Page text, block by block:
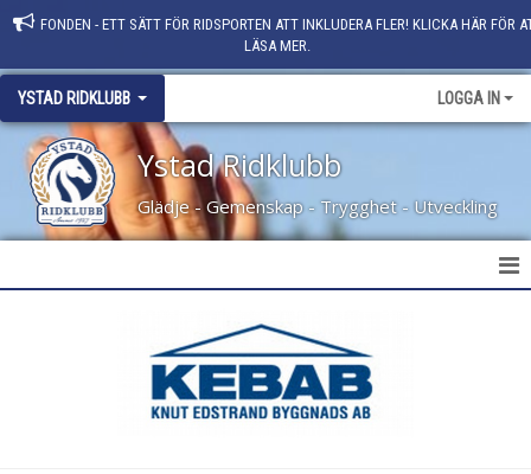
FONDEN - ETT SÄTT FÖR RIDSPORTEN ATT INKLUDERA FLER! KLICKA HÄR FÖR
LÄSA MER.
YSTAD RIDKLUBB LOGGA IN
Ystad Ridklubb
Glädje - Gemenskap - Trygghet - Utveckling